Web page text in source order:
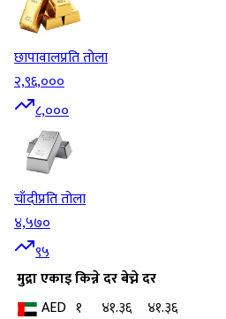
छापावालप्रति तोला
२,९६,०००
८,०००
चाँदीप्रति तोला
४,५७०
९५
मुद्राएकाइकिन्ने दरबेच्ने दर
AED १ ४१.३६ ४१.३६